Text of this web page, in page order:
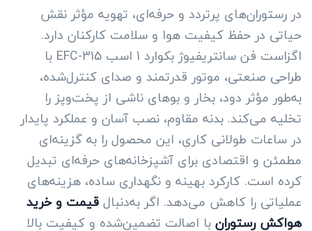
در رستوران‌های پرتردد و حرفه‌ای، تهویه مؤثر نقش
حیاتی در حفظ کیفیت هوا و سلامت کارکنان دارد.
اگزاست فن سانتریفیوژ بکوارد 1 اسب EFC-315 با
طراحی صنعتی، موتور قدرتمند و صدای کنترل‌شده،
به‌طور مؤثر دود، بخار و بوهای ناشی از پخت‌وپز را
تخلیه می‌کند. بدنه مقاوم، نصب آسان و عملکرد پایدار
در ساعات طولانی کاری، این محصول را به گزینه‌ای
مطمئن و اقتصادی برای آشپزخانه‌های حرفه‌ای تبدیل
کرده است. کارکرد بهینه و نگهداری ساده، هزینه‌های
عملیاتی را کاهش می‌دهد. اگر به‌دنبالقیمت و خرید
هواکش رستورانبا اصالت تضمین‌شده و کیفیت بالا